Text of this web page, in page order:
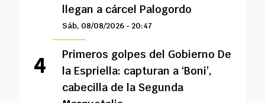
llegan a cárcel Palogordo
Sáb, 08/08/2026 - 20:47
Primeros golpes del Gobierno De
la Espriella: capturan a ‘Boni’,
cabecilla de la Segunda